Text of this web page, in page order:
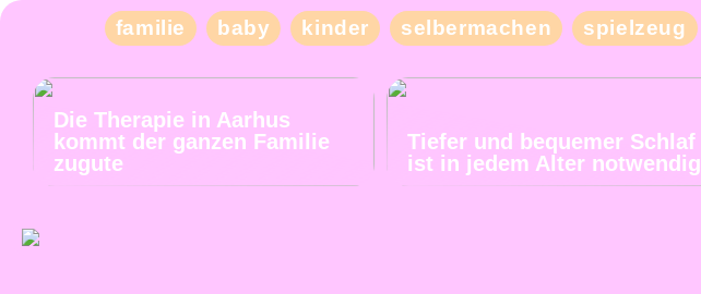
familie baby kinder selbermachen spielzeug
Die Therapie in Aarhus
kommt der ganzen Familie
zugute
Tiefer und bequemer Schlaf
ist in jedem Alter notwendig